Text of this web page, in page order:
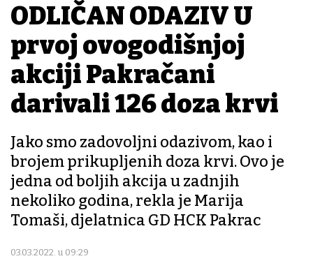
ODLIČAN ODAZIV U
prvoj ovogodišnjoj
akciji Pakračani
darivali 126 doza krvi
Jako smo zadovoljni odazivom, kao i
brojem prikupljenih doza krvi. Ovo je
jedna od boljih akcija u zadnjih
nekoliko godina, rekla je Marija
Tomaši, djelatnica GD HCK Pakrac
03.03.2022. u 09:29